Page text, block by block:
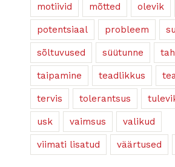
motiivid mõtted olevik
potentsiaal probleem
sõltuvused süütunne
taipamine teadlikkus
tervis tolerantsus
usk vaimsus valikud
viimati lisatud väärtused